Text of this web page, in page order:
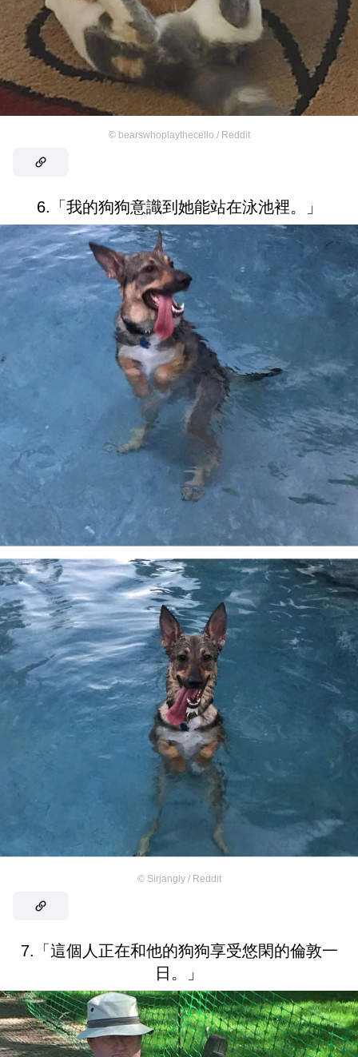
© bearswhoplaythecello / Reddit
6.「我的狗狗意識到她能站在泳池裡。」
© Sirjangly / Reddit
7.「這個人正在和他的狗狗享受悠閑的倫敦一
日。」